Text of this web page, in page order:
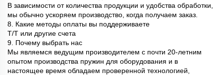
В зависимости от количества продукции и удобства обработки,
мы обычно ускоряем производство, когда получаем заказ.
8. Какие методы оплаты вы поддерживаете
T/T или другие счета
9. Почему выбрать нас
Мы являемся ведущим производителем с почти 20-летним
опытом производства пружин для оборудования и в
настоящее время обладаем проверенной технологией,